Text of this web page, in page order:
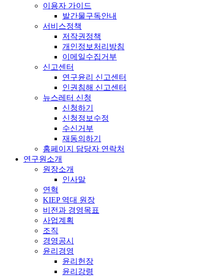
이용자 가이드
발간물구독안내
서비스정책
저작권정책
개인정보처리방침
이메일수집거부
신고센터
연구윤리 신고센터
인권침해 신고센터
뉴스레터 신청
신청하기
신청정보수정
수신거부
재동의하기
홈페이지 담당자 연락처
연구원소개
원장소개
인사말
연혁
KIEP 역대 원장
비전과 경영목표
사업계획
조직
경영공시
윤리경영
윤리헌장
윤리강령